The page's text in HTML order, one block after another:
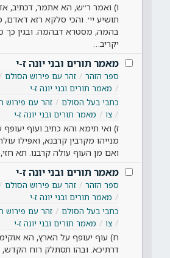
ו) ואמר ר׳׳ש, הא אתמר, דכתיב,
תושיע יי׳. והכי סלקא רזא
בהמה, מסטרא דבהמה. ובגין כך
יקריב…
מאמר תורים ובני יונה ז-י
ספר הזהר זהר עם פירוש הסולם
מאמר תורים ובני יונה ז-י
כתבי בעל הסולם
זהר עם פירוש
צו
מאמר תורים ובני יונה ז-י
ז) ואי תימא והא כתיב ועוף
מנייהו מקרבין קרבנא, ואפילו
ואם מן העוף עולה קרבנו. תא
מאמר תורים ובני יונה ז-י
ספר הזהר זהר עם פירוש הסולם
מאמר תורים ובני יונה ז-י
כתבי בעל הסולם
זהר עם פירוש
צו
מאמר תורים ובני יונה ז-י
ח) עוף יעופף על הארץ, הא
דרתיכא. ובהו תסתלק רוח